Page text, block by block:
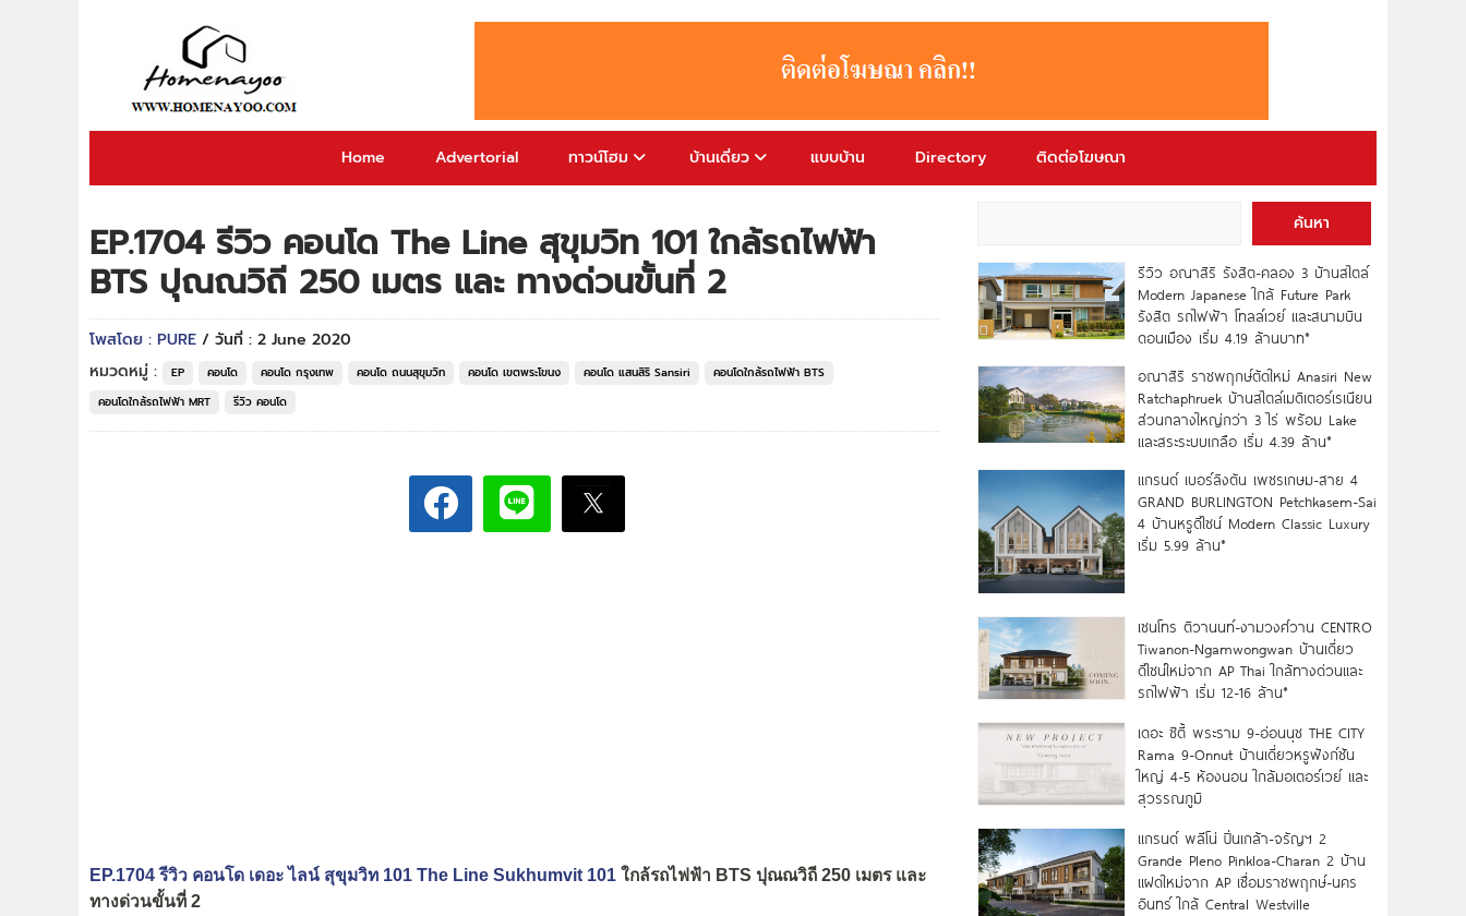
Home Advertorial ทาวน์โฮม บ้านเดี่ยว แบบบ้าน Directory ติดต่อโฆษณา
EP.1704 รีวิว คอนโด The Line สุขุมวิท 101 ใกล้รถไฟฟ้า
BTS ปุณณวิถี 250 เมตร และ ทางด่วนขั้นที่ 2
โพสโดย : PURE / วันที่ : 2 June 2020
หมวดหมู่ :
EP คอนโด คอนโด กรุงเทพ คอนโด ถนนสุขุมวิท คอนโด เขตพระโขนง คอนโด แสนสิริ Sansiri
คอนโดใกล้รถไฟฟ้า BTS
คอนโดใกล้รถไฟฟ้า MRT
รีวิว คอนโด
EP.1704 รีวิว คอนโด เดอะ ไลน์ สุขุมวิท 101 The Line Sukhumvit 101 ใกล้รถไฟฟ้า BTS ปุณณวิถี 250 เมตร และ
ทางด่วนขั้นที่ 2
ค้นหา
รีวิว อณาสิริ รังสิต-คลอง 3 บ้านสไตล์
Modern Japanese ใกล้ Future Park
รังสิต รถไฟฟ้า โทลล์เวย์ และสนามบิน
ดอนเมือง เริ่ม 4.19 ล้านบาท*
อณาสิริ ราชพฤกษ์ตัดใหม่ Anasiri New
Ratchaphruek บ้านสไตล์เมดิเตอร์เรเนียน
ส่วนกลางใหญ่กว่า 3 ไร่ พร้อม Lake
และสระระบบเกลือ เริ่ม 4.39 ล้าน*
แกรนด์ เบอร์ลิงตัน เพชรเกษม-สาย 4
GRAND BURLINGTON Petchkasem-Sai
4 บ้านหรูดีไซน์ Modern Classic Luxury
เริ่ม 5.99 ล้าน*
เซนโทร ติวานนท์-งามวงศ์วาน CENTRO
Tiwanon-Ngamwongwan บ้านเดี่ยว
ดีไซน์ใหม่จาก AP Thai ใกล้ทางด่วนและ
รถไฟฟ้า เริ่ม 12-16 ล้าน*
เดอะ ซิตี้ พระราม 9-อ่อนนุช THE CITY
Rama 9-Onnut บ้านเดี่ยวหรูฟังก์ชัน
ใหญ่ 4-5 ห้องนอน ใกล้มอเตอร์เวย์ และ
สุวรรณภูมิ
แกรนด์ พลีโน่ ปิ่นเกล้า-จรัญฯ 2
Grande Pleno Pinkloa-Charan 2 บ้าน
แฝดใหม่จาก AP เชื่อมราชพฤกษ์-นคร
อินทร์ ใกล้ Central Westville